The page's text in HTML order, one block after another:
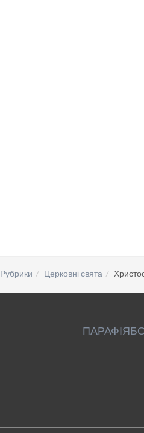
Рубрики Церковні свята
ПАРАФІЯ